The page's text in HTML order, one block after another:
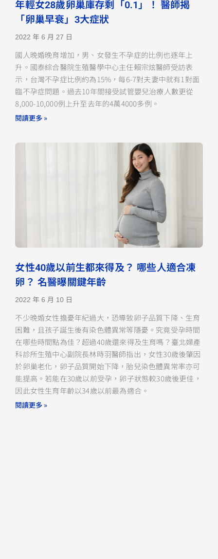
年輕女28歲卵巢庫存剩「0.1」！ 醫師揭
「卵巢早衰」3大症狀
2022 年 6 月 27 日
國人晚婚晚育增加，男、女發生不孕症的比例也逐年上
升。國泰綜合醫院生殖醫學中心主任賴宗炫醫師受訪表
示，台灣不孕症比例約為15%，每6-7對夫妻中就有1對面
臨不孕症問題。過去10年間接受試管嬰兒治療人數更從
8,000-10,000例上升至去年的4萬4000多例。
閱讀更多 »
女性40歲以前生都來得及？ 哪些人適合凍
卵？ 名醫曝關鍵年齡
2022 年 6 月 10 日
不少晚婚女性擔憂年紀過大，恐導致卵子品質下降、生育
困難，且孩子誕生後有染色體異常等隱憂。究竟受孕時間
在哪些時間點為佳？超過40歲還來得及生育嗎？臺北婦產
科診所生殖中心副院長林時羽醫師指出，女性30歲後肇因
於卵巢老化，卵子品質開始下降，胎兒染色體異常率亦可
能提高。若能在30歲以前受孕，卵子狀態較30歲後更佳，
因此女性生育年齡以34歲以前最為適合。
閱讀更多 »